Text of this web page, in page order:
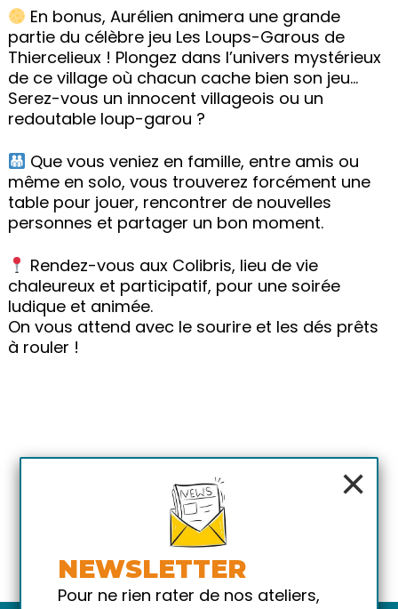
En bonus, Aurélien animera une grande
partie du célèbre jeu Les Loups-Garous de
Thiercelieux ! Plongez dans l’univers mystérieux
de ce village où chacun cache bien son jeu…
Serez-vous un innocent villageois ou un
redoutable loup-garou ?
Que vous veniez en famille, entre amis ou
même en solo, vous trouverez forcément une
table pour jouer, rencontrer de nouvelles
personnes et partager un bon moment.
Rendez-vous aux Colibris, lieu de vie
chaleureux et participatif, pour une soirée
ludique et animée.
On vous attend avec le sourire et les dés prêts
à rouler !
×
NEWSLETTER
Pour ne rien rater de nos ateliers,